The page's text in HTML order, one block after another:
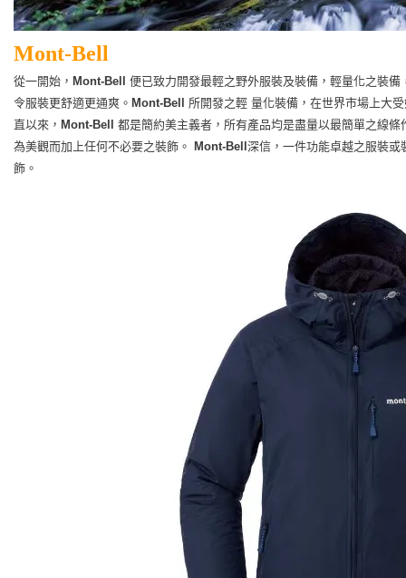
Mont-Bell
從一開始， Mont-Bell
便已致力開發最輕之野外服裝及裝備，輕量化之裝
令服裝更舒適更通爽。 Mont-Bell
所開發之輕 量化裝備，在世界市場上大
直以來， Mont-Bell
都是簡約美主義者，所有產品均是盡量以最簡單之線
為美觀而加上任何不必要之裝飾。
Mont-Bell 深信，一件功能卓越之服裝
飾。